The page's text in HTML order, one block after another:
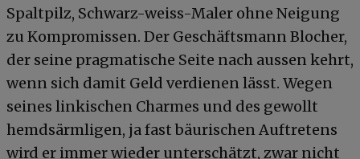
Spaltpilz, Schwarz-weiss-Maler ohne Neigung
zu Kompromissen. Der Geschäftsmann Blocher,
der seine pragmatische Seite nach aussen kehrt,
wenn sich damit Geld verdienen lässt. Wegen
seines linkischen Charmes und des gewollt
hemdsärmligen, ja fast bäurischen Auftretens
wird er immer wieder unterschätzt, zwar nicht